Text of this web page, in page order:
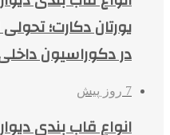
یورتان دکارت؛
در دکوراسیون
7 روز پیش
انواع قاب بندی